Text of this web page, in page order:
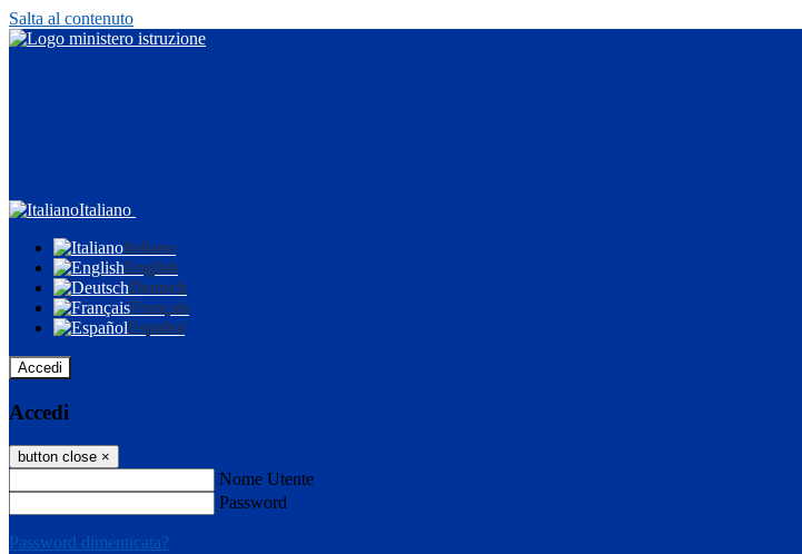
Salta al contenuto
Italiano
Italiano
English
Deutsch
Français
Español
Accedi
Accedi
button close ×
Nome Utente
Password
Password dimenticata?